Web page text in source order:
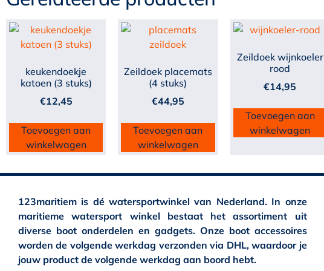
keukendoekje
katoen (3 stuks)
€12,45
Toevoegen aan
winkelwagen
Zeildoek placemats
(4 stuks)
€44,95
Toevoegen aan
winkelwagen
Zeildoek wijnkoeler
rood
€14,95
Toevoegen aan
winkelwagen
123maritiem is dé watersportwinkel van Nederland. In onze
maritieme watersport winkel bestaat het assortiment uit
diverse boot onderdelen en gadgets. Onze boot accessoires
worden de volgende werkdag verzonden via DHL, waardoor je
jouw product de volgende werkdag aan boord hebt.